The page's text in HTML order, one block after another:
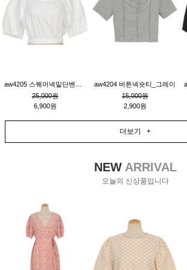
25,000원
6,900원
aw4204 버튼넥숏티_그레이
15,000원
2,900원
더보기 +
NEWARRIVAL
오늘의 신상품입니다